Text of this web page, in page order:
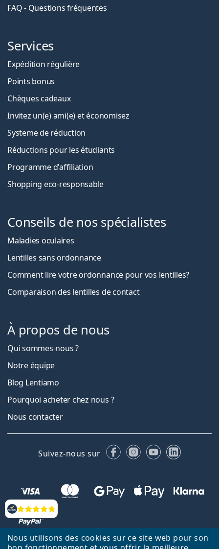
Nous utilisons des cookies sur ce site web pour son
Évaluation
FAQ - Questions fréquentes
Services
Expédition régulière
Points bonus
Chèques cadeaux
Invitez un(e) ami(e) et économisez
Systeme de réduction
Réductions pour les étudiants
Programme d'affiliation
Shopping eco-responsable
Conseils de nos spécialistes
Maladies oculaires
Lentilles sans ordonnance
Comment lire votre ordonnance pour vos lentilles?
Comparaison des lentilles de contact
À propos de nous
Qui sommes-nous ?
Notre équipe
Blog Lentiamo
Pourquoi acheter chez nous ?
Nous contacter
Suivez-nous sur FacebookInstagram
YouTubeLinkedIn